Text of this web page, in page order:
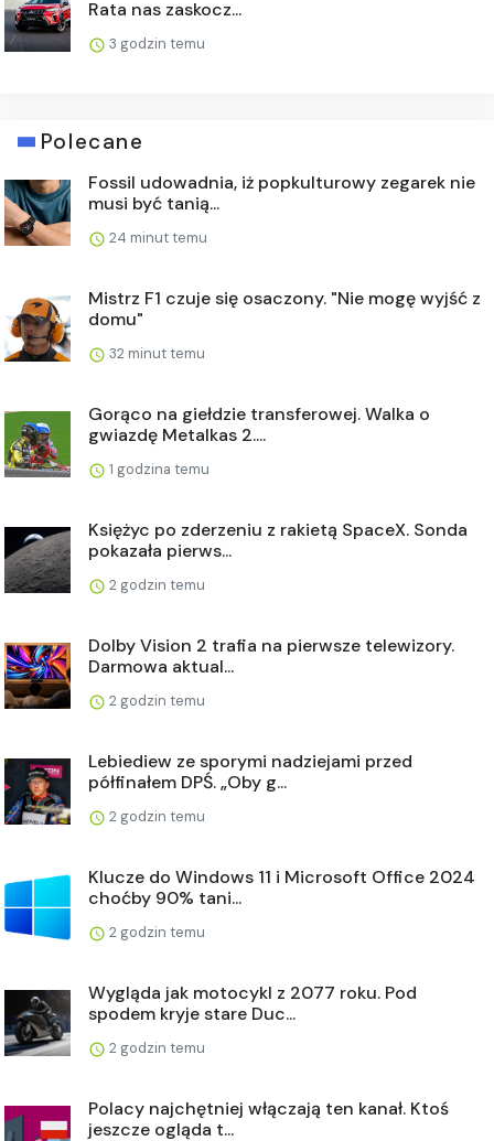
Rata nas zaskocz...
3 godzin temu
Polecane
Fossil udowadnia, iż popkulturowy zegarek nie
musi być tanią...
24 minut temu
Mistrz F1 czuje się osaczony. "Nie mogę wyjść z
domu"
32 minut temu
Gorąco na giełdzie transferowej. Walka o
gwiazdę Metalkas 2....
1 godzina temu
Księżyc po zderzeniu z rakietą SpaceX. Sonda
pokazała pierws...
2 godzin temu
Dolby Vision 2 trafia na pierwsze telewizory.
Darmowa aktual...
2 godzin temu
Lebiediew ze sporymi nadziejami przed
półfinałem DPŚ. „Oby g...
2 godzin temu
Klucze do Windows 11 i Microsoft Office 2024
choćby 90% tani...
2 godzin temu
Wygląda jak motocykl z 2077 roku. Pod
spodem kryje stare Duc...
2 godzin temu
Polacy najchętniej włączają ten kanał. Ktoś
jeszcze ogląda t...